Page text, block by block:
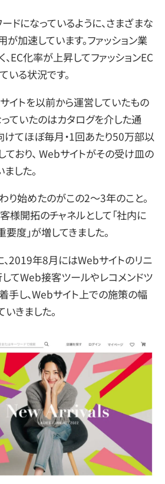
ドになっているように、さまざまな
加速しています。ファッション業
EC化率が上昇してファッションEC
いる状況です。
イトを以前から運営していたもの
ていたのはカタログを介した通
けてほぼ毎月・1回あたり50万部以
ており、 Webサイトがその受け皿の
した。
り始めたのがこの2〜3年のこと。
様開拓のチャネルとして「社内に
度」が増してきました。
2019年8月にはWebサイトのリニ
てWeb接客ツールやレコメンドツ
手し、Webサイト上での施策の幅
きました。